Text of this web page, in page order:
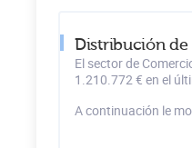
Distribución
El sector de
1.210.772 € en el
A continuación le